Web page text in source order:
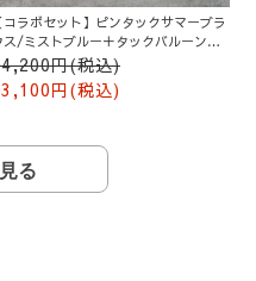
コラボセット】ピンタックサマーブラ
ス/ミストブルー＋タックバルーンパ
ツ/グレージュ
円(税込)
円(税込)
る